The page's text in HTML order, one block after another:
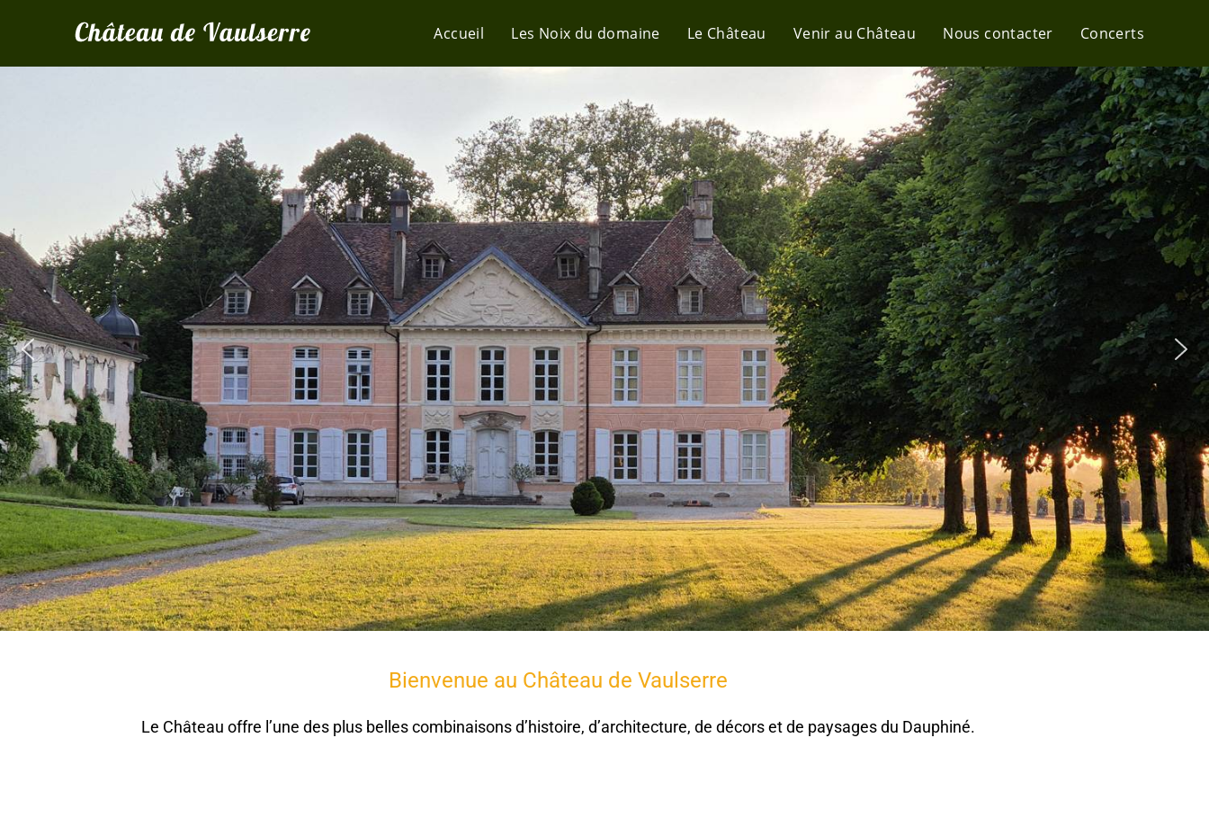
Accueil Les Noix du domaine Le Château Venir au Château Nous contacter Concerts
Bienvenue au Château de Vaulserre
Le Château offre l’une des plus belles combinaisons d’histoire, d’architecture, de décors et de paysages du Dauphiné.